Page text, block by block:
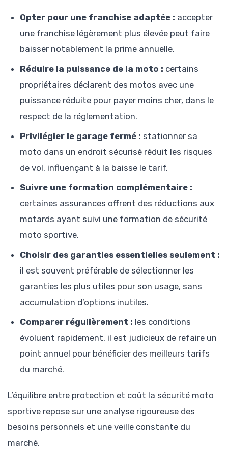
Opter pour une franchise adaptée : accepter
une franchise légèrement plus élevée peut faire
baisser notablement la prime annuelle.
Réduire la puissance de la moto : certains
propriétaires déclarent des motos avec une
puissance réduite pour payer moins cher, dans le
respect de la réglementation.
Privilégier le garage fermé : stationner sa
moto dans un endroit sécurisé réduit les risques
de vol, influençant à la baisse le tarif.
Suivre une formation complémentaire :
certaines assurances offrent des réductions aux
motards ayant suivi une formation de sécurité
moto sportive.
Choisir des garanties essentielles seulement :
il est souvent préférable de sélectionner les
garanties les plus utiles pour son usage, sans
accumulation d’options inutiles.
Comparer régulièrement : les conditions
évoluent rapidement, il est judicieux de refaire un
point annuel pour bénéficier des meilleurs tarifs
du marché.
L’équilibre entre protection et coût la sécurité moto
sportive repose sur une analyse rigoureuse des
besoins personnels et une veille constante du
marché.